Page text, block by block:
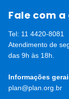
Fale com
Tel: 11 4420-8081
Atendimento de
das 9h às 18h.
Informações
plan@plan.org.br